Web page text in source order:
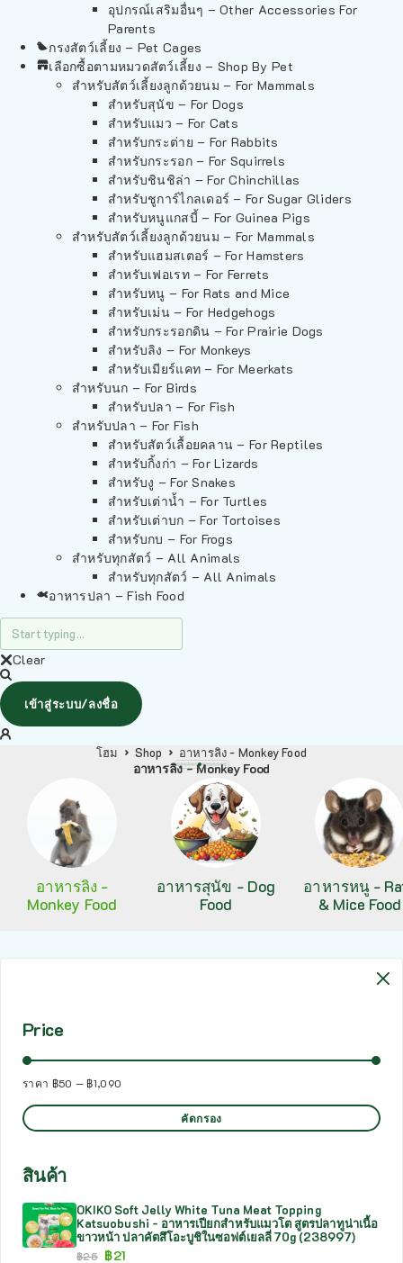
อุปกรณ์เสริมอื่นๆ – Other Accessories For
Parents
กรงสัตว์เลี้ยง – Pet Cages
เลือกซื้อตามหมวดสัตว์เลี้ยง – Shop By Pet
สำหรับสัตว์เลี้ยงลูกด้วยนม – For Mammals
สำหรับสุนัข – For Dogs
สำหรับแมว – For Cats
สำหรับกระต่าย – For Rabbits
สำหรับกระรอก – For Squirrels
สำหรับชินชิล่า – For Chinchillas
สำหรับชูการ์ไกลเดอร์ – For Sugar Gliders
สำหรับหนูแกสบี้ – For Guinea Pigs
สำหรับสัตว์เลี้ยงลูกด้วยนม – For Mammals
สำหรับแฮมสเตอร์ – For Hamsters
สำหรับเฟอเรท – For Ferrets
สำหรับหนู – For Rats and Mice
สำหรับเม่น – For Hedgehogs
สำหรับกระรอกดิน – For Prairie Dogs
สำหรับลิง – For Monkeys
สำหรับเมียร์แคท – For Meerkats
สำหรับนก – For Birds
สำหรับปลา – For Fish
สำหรับปลา – For Fish
สำหรับสัตว์เลื้อยคลาน – For Reptiles
สำหรับกิ้งก่า – For Lizards
สำหรับงู – For Snakes
สำหรับเต่าน้ำ – For Turtles
สำหรับเต่าบก – For Tortoises
สำหรับกบ – For Frogs
สำหรับทุกสัตว์ – All Animals
สำหรับทุกสัตว์ – All Animals
อาหารปลา – Fish Food
Clear
เข้าสู่ระบบ/ลงชื่อ
โฮม Shop อาหารลิง - Monkey Food
อาหารลิง - Monkey Food
อาหารลิง -
Monkey Food
อาหารสุนัข - Dog
Food
อาหารหนู -
& Mice Food
Price
คัดกรอง
ราคา ฿50 — ฿1,090
สินค้า
OKIKO Soft Jelly White Tuna Meat Topping
Katsuobushi - อาหารเปียกสำหรับแมวโต สูตรปลาทูน่าเนื้อ
ขาวหน้า ปลาคัตสึโอะบูชิในซอฟต์เยลลี่ 70g (238997)
฿25 ฿21